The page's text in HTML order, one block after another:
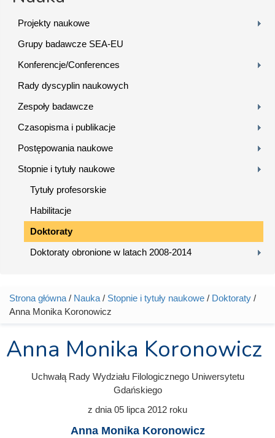
Projekty naukowe
Grupy badawcze SEA-EU
Konferencje/Conferences
Rady dyscyplin naukowych
Zespoły badawcze
Czasopisma i publikacje
Postępowania naukowe
Stopnie i tytuły naukowe
Tytuły profesorskie
Habilitacje
Doktoraty
Doktoraty obronione w latach 2008-2014
Jesteś tutaj
Strona główna / Nauka / Stopnie i tytuły naukowe / Doktoraty /
Anna Monika Koronowicz
Anna Monika Koronowicz
Uchwałą Rady Wydziału Filologicznego Uniwersytetu
Gdańskiego
z dnia 05 lipca 2012 roku
Anna Monika Koronowicz